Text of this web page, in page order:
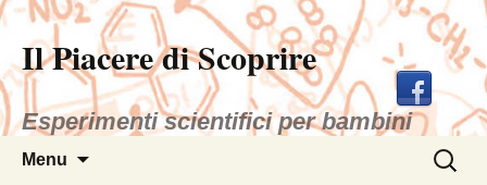
Il Piacere di Scoprire
Esperimenti scientifici per bambini
Menu
Ricerca
per: